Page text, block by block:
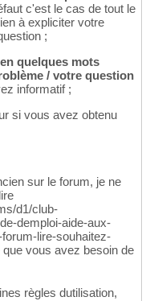
c'est le cas de tout le
à expliciter votre
;
quelques mots
/ votre question
informatif ;
si vous avez obtenu
sur le forum, je ne
d1/club-
demploi-aide-aux-
lire-souhaitez-
vous avez besoin de
règles dutilisation,